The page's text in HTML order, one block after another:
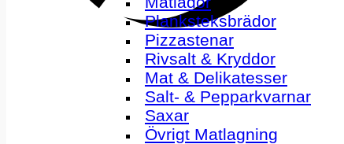
Planksteksbrädor
Pizzastenar
Rivsalt & Kryddor
Mat & Delikatesser
Salt- & Pepparkvarnar
Saxar
Övrigt Matlagning